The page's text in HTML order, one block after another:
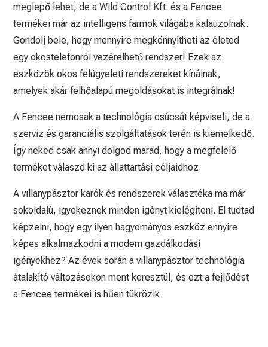
meglepő lehet, de a Wild Control Kft. és a Fencee
termékei már az intelligens farmok világába kalauzolnak.
Gondolj bele, hogy mennyire megkönnyítheti az életed
egy okostelefonról vezérelhető rendszer! Ezek az
eszközök okos felügyeleti rendszereket kínálnak,
amelyek akár felhőalapú megoldásokat is integrálnak!
A Fencee nemcsak a technológia csúcsát képviseli, de a
szerviz és garanciális szolgáltatások terén is kiemelkedő.
Így neked csak annyi dolgod marad, hogy a megfelelő
terméket válaszd ki az állattartási céljaidhoz.
A villanypásztor karók és rendszerek választéka ma már
sokoldalú, igyekeznek minden igényt kielégíteni. El tudtad
képzelni, hogy egy ilyen hagyományos eszköz ennyire
képes alkalmazkodni a modern gazdálkodási
igényekhez? Az évek során a villanypásztor technológia
átalakító változásokon ment keresztül, és ezt a fejlődést
a Fencee termékei is hűen tükrözik.